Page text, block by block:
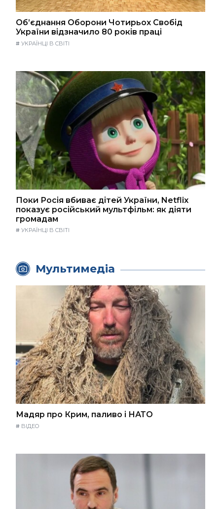
Об’єднання Оборони Чотирьох Свобід
України відзначило 80 років праці
# УКРАЇНЦІ В СВІТІ
Поки Росія вбиває дітей України, Netflix
показує російський мультфільм: як діяти
громадам
# УКРАЇНЦІ В СВІТІ
Мультимедіа
Мадяр про Крим, паливо і НАТО
# ВІДЕО